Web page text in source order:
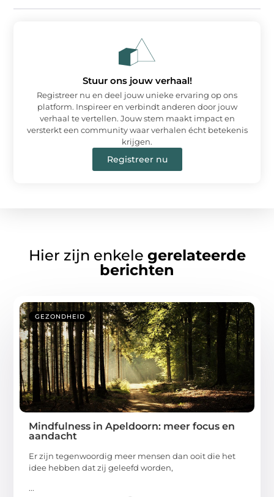
Stuur ons jouw verhaal!
Registreer nu en deel jouw unieke ervaring op ons
platform. Inspireer en verbindt anderen door jouw
verhaal te vertellen. Jouw stem maakt impact en
versterkt een community waar verhalen écht betekenis
krijgen.
Registreer nu
Hier zijn enkele gerelateerde
berichten
GEZONDHEID
Mindfulness in Apeldoorn: meer focus en
aandacht
Er zijn tegenwoordig meer mensen dan ooit die het
idee hebben dat zij geleefd worden,
...